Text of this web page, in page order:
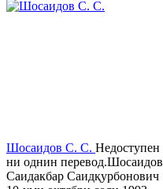
Шосаидов С. С. Недоступен
ни однин перевод.Шосаидов
Саидакбар Саидқурбонович